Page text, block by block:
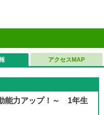
アクセスMAP
能力アップ！～ 1年生